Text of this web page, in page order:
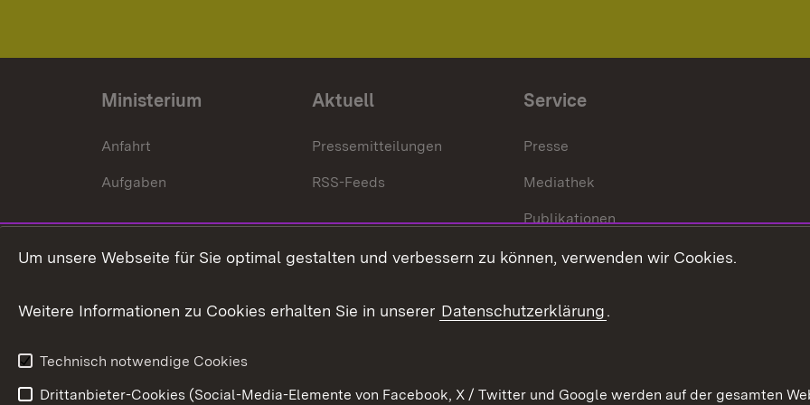
Ministerium
Anfahrt
Aufgaben
Aktuell
Pressemitteilungen
RSS-Feeds
Service
Presse
Mediathek
Publikationen
Stellen und Ausbildung
Verkehrsinformationen
Um unsere Webseite für Sie optimal gestalten und verbessern zu können, verwenden wir Cookies.
Weitere Informationen zu Cookies erhalten Sie in unserer Datenschutzerklärung.
Technisch notwendige Cookies
Drittanbieter-Cookies (Social-Media-Elemente von Facebook, X / Twitter und Google werden auf der gesamten